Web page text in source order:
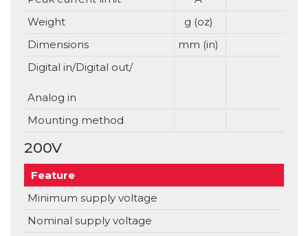
Weight
g (oz)
Dimensions
mm (in)
Digital in/Digital out/
Analog in
Mounting method
200V
Feature
Minimum supply voltage
Nominal supply voltage